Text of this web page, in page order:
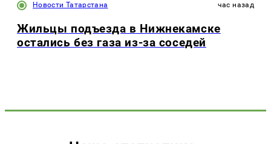
Новости Татарстана час назад
Жильцы подъезда в Нижнекамске
остались без газа из-за соседей